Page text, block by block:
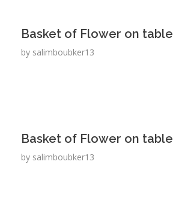
Basket of Flower on table
by salimboubker13
Basket of Flower on table
by salimboubker13